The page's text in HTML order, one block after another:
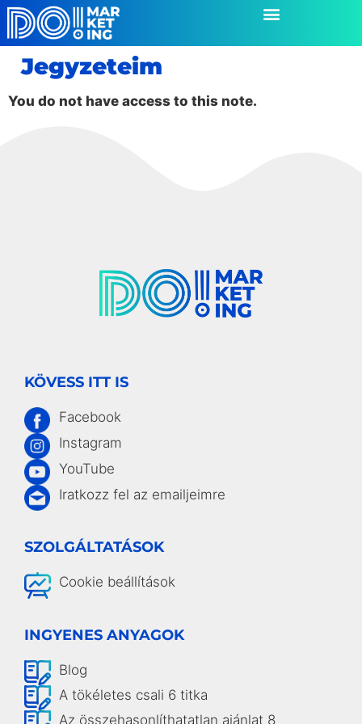
Jegyzeteim
You do not have access to this note.
KÖVESS ITT IS
Facebook
Instagram
YouTube
Iratkozz fel az emailjeimre
SZOLGÁLTATÁSOK
Cookie beállítások
INGYENES ANYAGOK
Blog
A tökéletes csali 6 titka
Az összehasonlíthatatlan ajánlat 8